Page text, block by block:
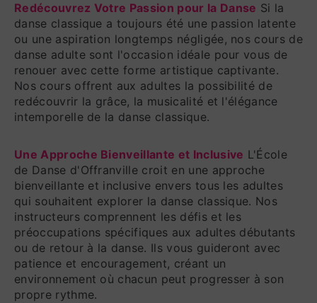
Redécouvrez Votre Passion pour la Danse Si la
danse classique a toujours été une passion latente
ou une aspiration longtemps négligée, nos cours de
danse adulte sont l'occasion idéale pour vous de
renouer avec cette forme artistique captivante.
Nos cours offrent aux adultes la possibilité de
redécouvrir la grâce, la musicalité et l'élégance
intemporelle de la danse classique.
Une Approche Bienveillante et Inclusive L'École
de Danse d'Offranville croit en une approche
bienveillante et inclusive envers tous les adultes
qui souhaitent explorer la danse classique. Nos
instructeurs comprennent les défis et les
préoccupations spécifiques aux adultes débutants
ou de retour à la danse. Ils vous guideront avec
patience et encouragement, créant un
environnement où chacun peut progresser à son
propre rythme.